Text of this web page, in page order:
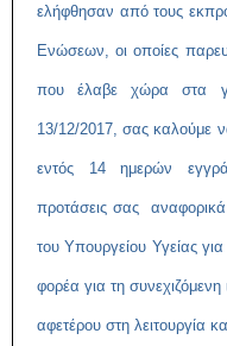
ελήφθησαν από τους
Ενώσεων, οι οποίες
που έλαβε χώρα στα
13/12/2017, σας καλούμε
εντός 14 ημερών
προτάσεις σας
του Υπουργείου Υγείας
φορέα για τη συνεχιζόμενη
αφετέρου στη λειτουργία